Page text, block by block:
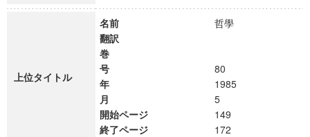
上位タイトル
名前
哲學
翻訳
巻
号
80
年
1985
月
5
開始ページ
149
終了ページ
172